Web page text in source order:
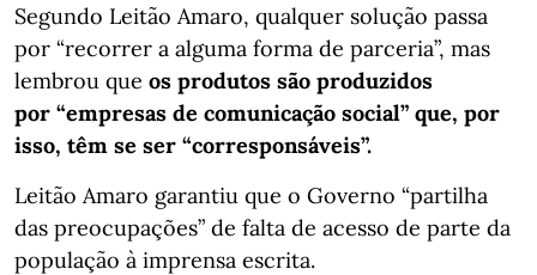
Segundo Leitão Amaro, qualquer solução passa
por “recorrer a alguma forma de parceria”, mas
lembrou que os produtos são produzidos
por “empresas de comunicação social” que, por
isso, têm se ser “corresponsáveis”.
Leitão Amaro garantiu que o Governo “partilha
das preocupações” de falta de acesso de parte da
população à imprensa escrita.